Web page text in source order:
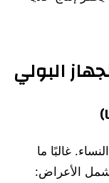
البولي
غالبًا ما
تشمل الأعراض: